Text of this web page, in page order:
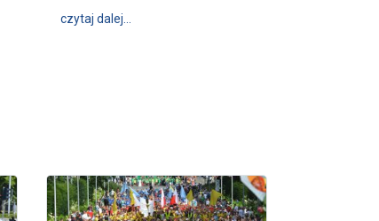
czytaj dalej…